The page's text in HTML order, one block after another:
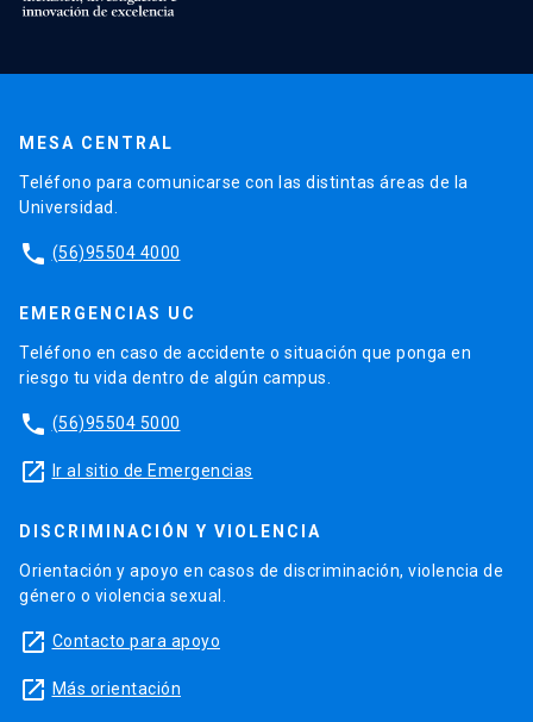
MESA CENTRAL
Teléfono para comunicarse con las distintas áreas de la
Universidad.
phone (56)95504 4000
EMERGENCIAS UC
Teléfono en caso de accidente o situación que ponga en
riesgo tu vida dentro de algún campus.
phone (56)95504 5000
launch Ir al sitio de Emergencias
DISCRIMINACIÓN Y VIOLENCIA
Orientación y apoyo en casos de discriminación, violencia de
género o violencia sexual.
launch Contacto para apoyo
launch Más orientación